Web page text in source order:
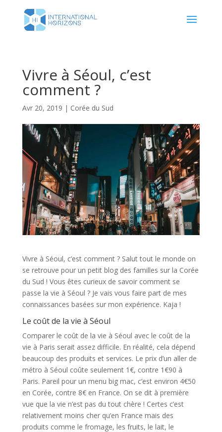
Vivre à Séoul, c’est
comment ?
Avr 20, 2019 | Corée du Sud
Vivre à Séoul, c’est comment ? Salut tout le monde on
se retrouve pour un petit blog des familles sur la Corée
du Sud ! Vous êtes curieux de savoir comment se
passe la vie à Séoul ? Je vais vous faire part de mes
connaissances basées sur mon expérience. Kaja !
Le coût de la vie à Séoul
Comparer le coût de la vie à Séoul avec le coût de la
vie à Paris serait assez difficile. En réalité, cela dépend
beaucoup des produits et services. Le prix d’un aller de
métro à Séoul coûte seulement 1€, contre 1€90 à
Paris. Pareil pour un menu big mac, c’est environ 4€50
en Corée, contre 8€ en France. On se dit à première
vue que la vie n’est pas du tout chère ! Certes c’est
relativement moins cher qu’en France mais des
produits comme le fromage, les fruits, le lait, le